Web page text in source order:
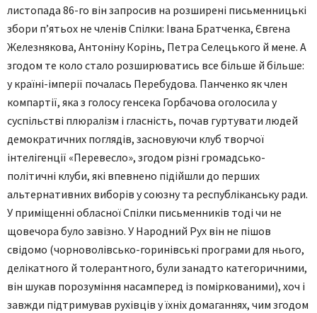
листопада 86-го він запросив на розширені письменницькі
збори п’ятьох не членів Спілки: Івана Братченка, Євгена
Железнякова, Антоніну Корінь, Петра Селецького й мене. А
згодом те коло стало розширюватись все більше й більше:
у країні-імперії почалась Перебудова. Панченко як член
компартії, яка з голосу генсека Горбачова оголосила у
суспільстві плюралізм і гласність, почав гуртувати людей
демократичних поглядів, засновуючи клуб творчої
інтелігенції «Перевесло», згодом різні громадсько-
політичні клуби, які впевнено підійшли до перших
альтернативних виборів у союзну та республіканську ради.
У приміщенні обласної Спілки письменників тоді чи не
щовечора було завізно. У Народний Рух він не пішов
свідомо (чорноволівсько-горинівські програми для нього,
делікатного й толерантного, були занадто категоричними,
він шукав порозуміння насамперед із поміркованими), хоч і
завжди підтримував рухівців у їхніх домаганнях, чим згодом